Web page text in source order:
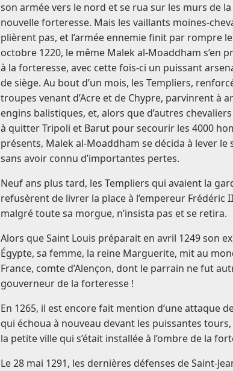
son armée vers le nord et se rua sur les murs de
nouvelle forteresse. Mais les vaillants moines-
plièrent pas, et l’armée ennemie finit par rompre le
octobre 1220, le même Malek al-Moaddham s’en
à la forteresse, avec cette fois-ci un puissant
de siège. Au bout d’un mois, les Templiers,
troupes venant d’Acre et de Chypre, parvinrent à
engins balistiques, et, alors que d’autres
à quitter Tripoli et Barut pour secourir les 4000
présents, Malek al-Moaddham se décida à lever le
sans avoir connu d’importantes pertes.
Neuf ans plus tard, les Templiers qui avaient la
refusèrent de livrer la place à l’empereur Frédéric
malgré toute sa morgue, n’insista pas et se retira.
Alors que Saint Louis préparait en avril 1249 son
Égypte, sa femme, la reine Marguerite, mit au
France, comte d’Alençon, dont le parrain ne fut
gouverneur de la forteresse !
En 1265, il est encore fait mention d’une attaque
qui échoua à nouveau devant les puissantes
la petite ville qui s’était installée à l’ombre de la
Le 28 mai 1291, les dernières défenses de Saint-